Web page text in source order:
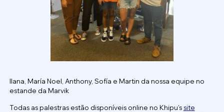
Ilana, María Noel, Anthony, Sofía e Martin da nossa equipe no
estande da Marvik
Todas as palestras estão disponíveis online no Khipu'ssite